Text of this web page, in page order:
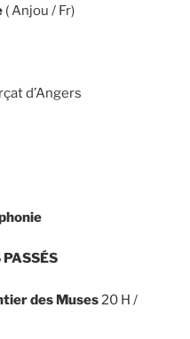
( Anjou / Fr)
d’Angers
PASSÉS
des Muses20 H /